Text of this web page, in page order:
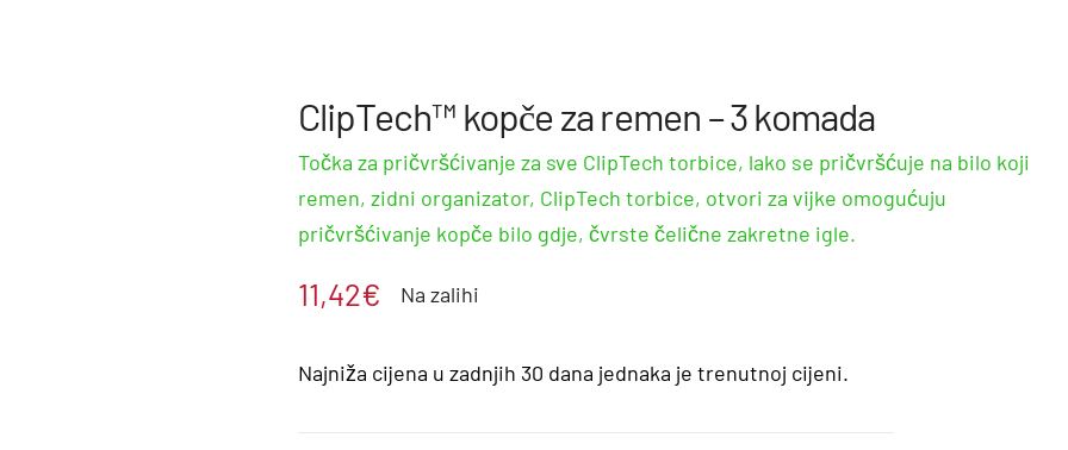
ClipTech™ kopče za remen – 3 komada
Točka za pričvršćivanje za sve ClipTech torbice, lako se pričvršćuje na bilo koji
remen, zidni organizator, ClipTech torbice, otvori za vijke omogućuju
pričvršćivanje kopče bilo gdje, čvrste čelične zakretne igle.
11,42€ Na zalihi
Najniža cijena u zadnjih 30 dana jednaka je trenutnoj cijeni.